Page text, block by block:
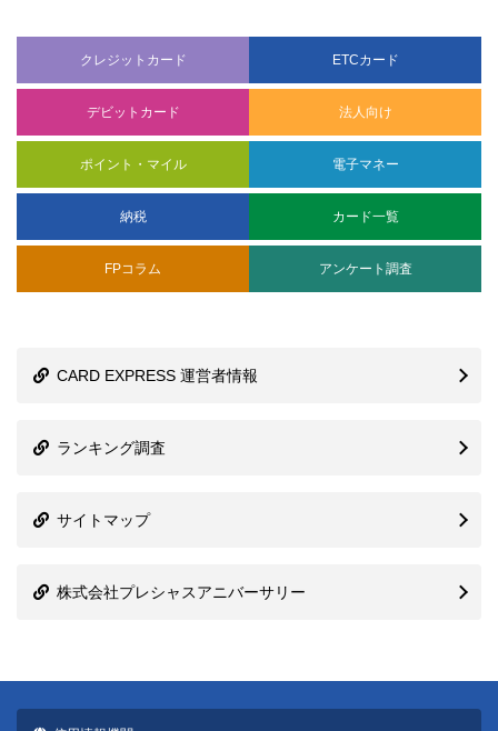
クレジットカード ETCカード
デビットカード 法人向け
ポイント・マイル 電子マネー
納税 カード一覧
FPコラム アンケート調査
CARD EXPRESS 運営者情報
ランキング調査
サイトマップ
株式会社プレシャスアニバーサリー